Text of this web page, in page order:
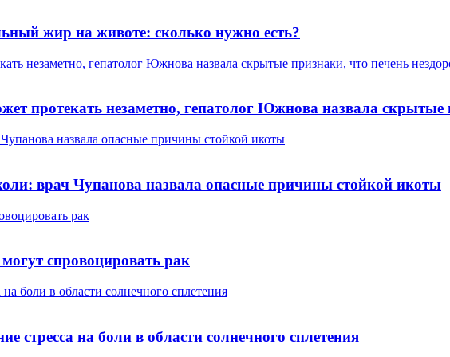
жир на животе: сколько нужно есть?
незаметно, гепатолог Южнова назвала скрытые признаки, что печень
протекать незаметно, гепатолог Южнова назвала скрытые
назвала опасные причины стойкой икоты
врач Чупанова назвала опасные причины стойкой икоты
рак
спровоцировать рак
боли в области солнечного сплетения
стресса на боли в области солнечного сплетения